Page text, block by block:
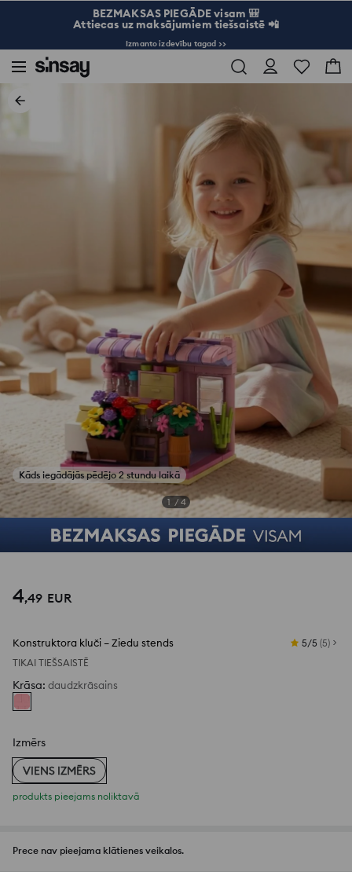
BEZMAKSAS PIEGĀDE visam 🎒
Attiecas uz maksājumiem tiešsaistē 📲
Izmanto izdevību tagad >>
Kāds iegādājās pēdējo 2 stundu laikā
Skatīt fotoattēlus no atsauksmēm
1 / 4
4,49 EUR
Konstruktora kluči – Ziedu stends 5/5 (5)
TIKAI TIEŠSAISTĒ
Krāsa: daudzkrāsains
Izmērs
VIENS IZMĒRS
produkts pieejams noliktavā
Prece nav pieejama klātienes veikalos.